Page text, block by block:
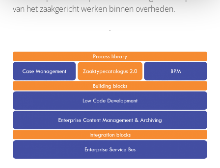
van het zaakgericht werken binnen overheden.
.